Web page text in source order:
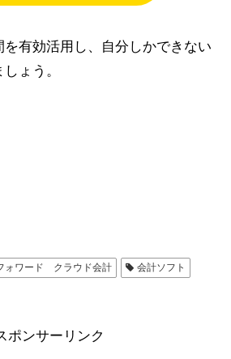
有効活用し、自分しかできない
ょう。
ォワード クラウド会計 会計ソフト
ポンサーリンク